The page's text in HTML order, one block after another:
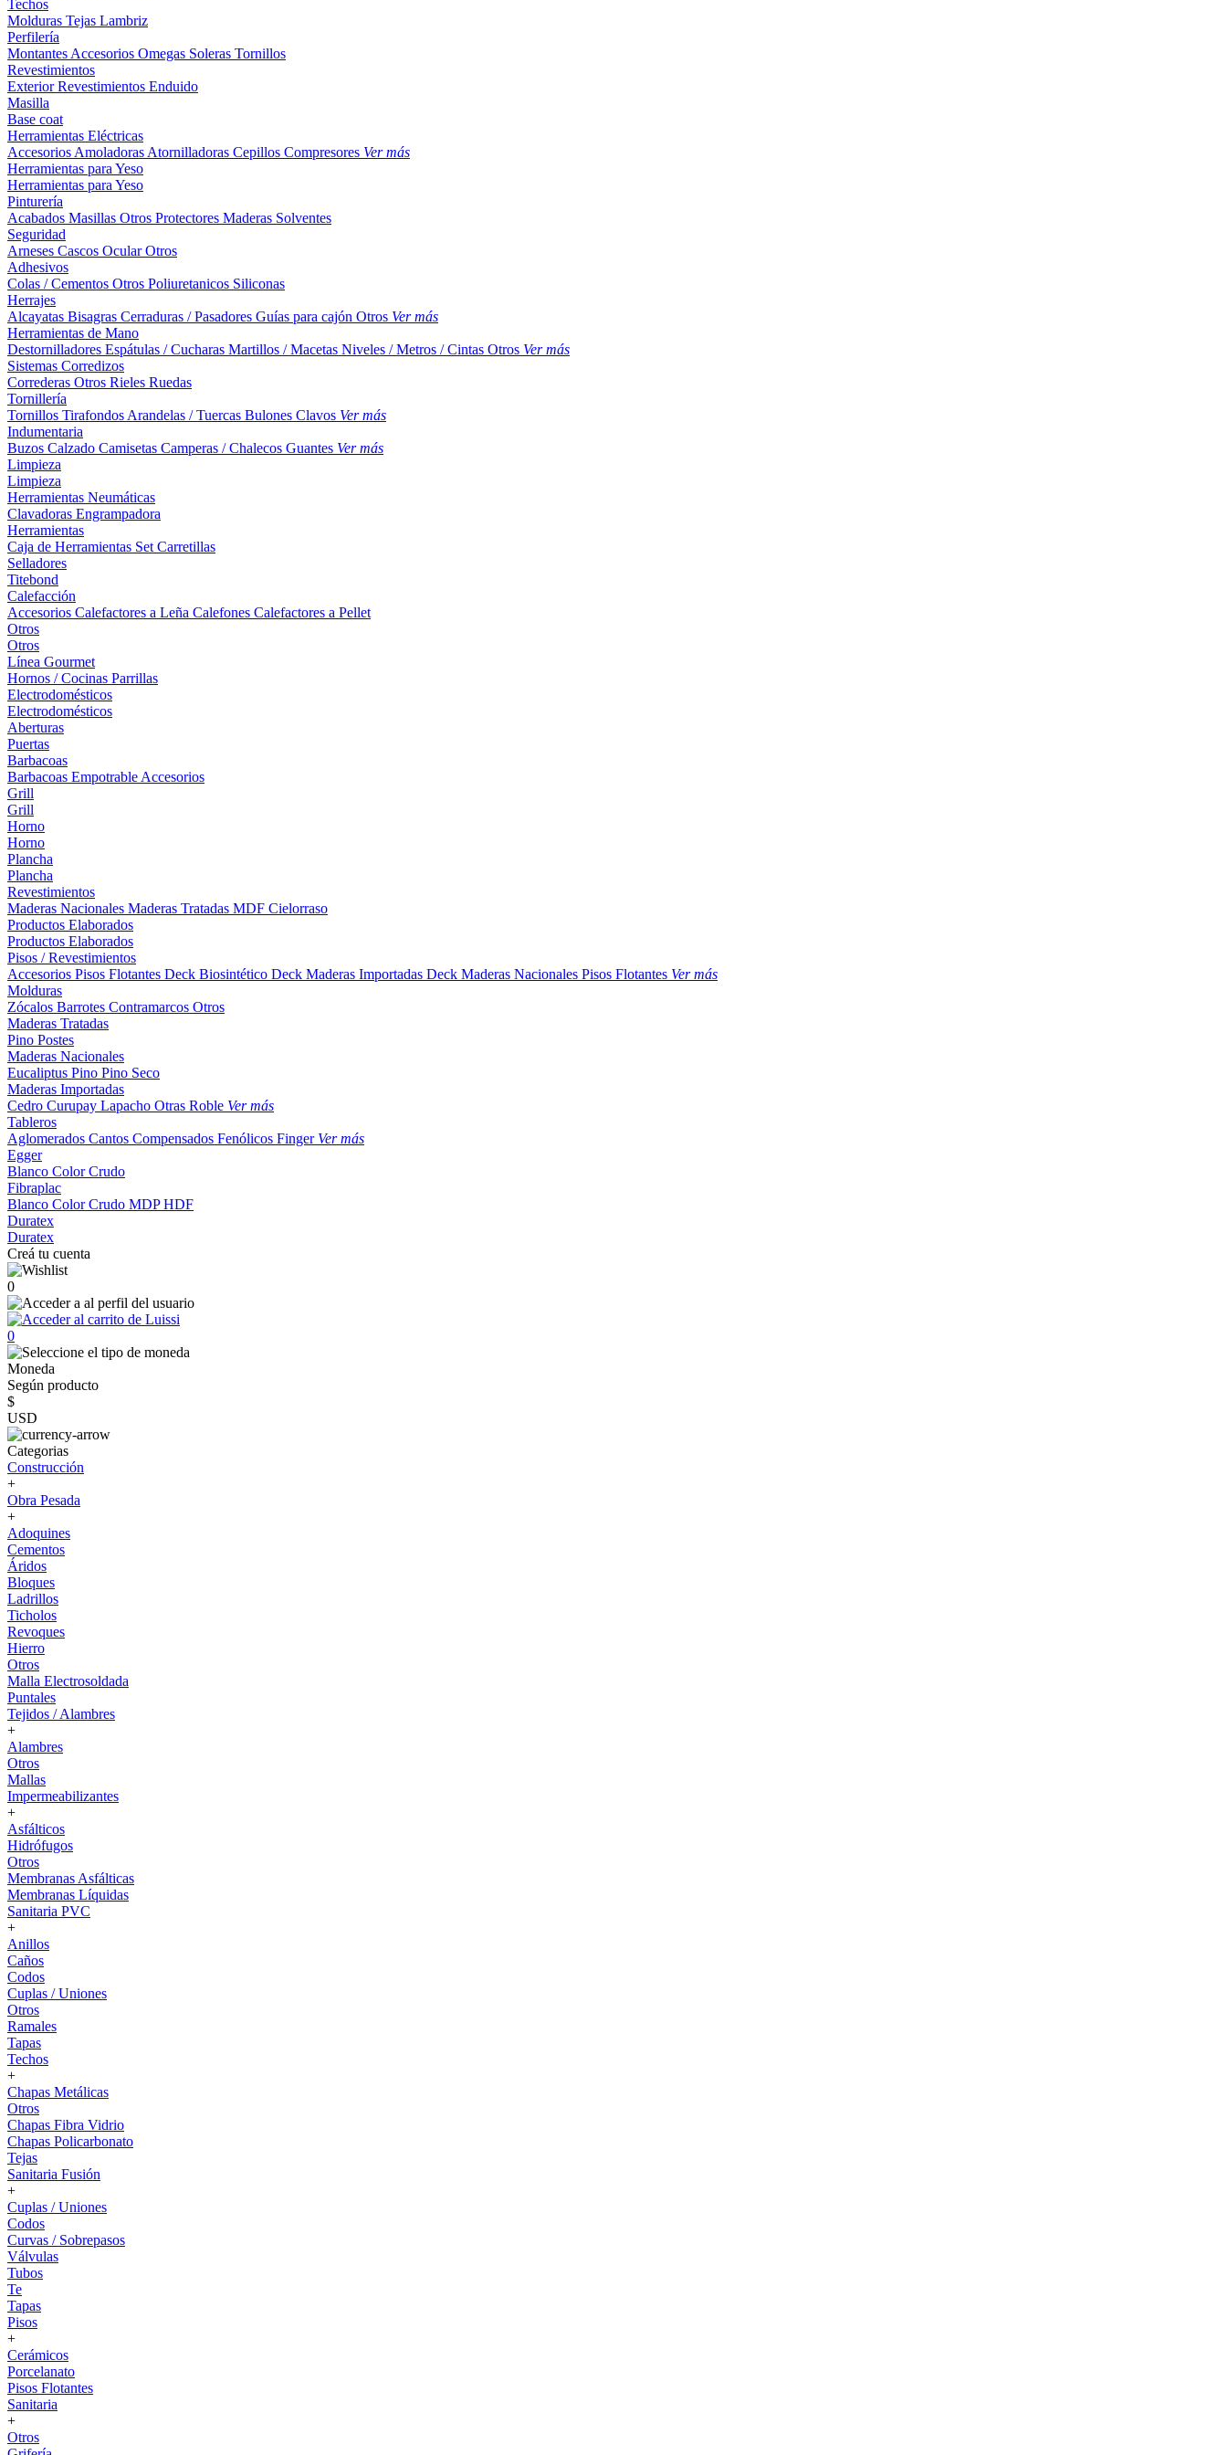
Techos
Molduras Tejas Lambriz
Perfilería
Montantes Accesorios Omegas Soleras Tornillos
Revestimientos
ExteriorRevestimientos Enduido
Masilla
Base coat
Herramientas Eléctricas
Accesorios Amoladoras Atornilladoras Cepillos Compresores Ver más
Herramientas para Yeso
Herramientas para Yeso
Pinturería
Acabados Masillas Otros Protectores Maderas Solventes
Seguridad
Arneses Cascos OcularOtros
Adhesivos
Colas / Cementos Otros Poliuretanicos Siliconas
Herrajes
Alcayatas Bisagras Cerraduras / Pasadores Guías para cajón Otros Ver más
Herramientas de Mano
Destornilladores Espátulas / Cucharas Martillos / Macetas Niveles / Metros / Cintas Otros Ver más
Sistemas Corredizos
Correderas Otros Rieles Ruedas
Tornillería
Tornillos Tirafondos Arandelas / Tuercas Bulones Clavos Ver más
Indumentaria
Buzos Calzado Camisetas Camperas / Chalecos Guantes Ver más
Limpieza
Limpieza
Herramientas Neumáticas
Clavadoras Engrampadora
Herramientas
Caja de Herramientas Set Carretillas
Selladores
Titebond
Calefacción
Accesorios Calefactores a Leña Calefones Calefactores a Pellet
Otros
Otros
Línea Gourmet
Hornos / Cocinas Parrillas
Electrodomésticos
Electrodomésticos
Aberturas
Puertas
Barbacoas
Barbacoas Empotrable Accesorios
Grill
Grill
Horno
Horno
Plancha
Plancha
Revestimientos
Maderas Nacionales Maderas Tratadas MDF Cielorraso
Productos Elaborados
Productos Elaborados
Pisos / Revestimientos
Accesorios Pisos Flotantes Deck Biosintético Deck Maderas Importadas Deck Maderas Nacionales Pisos Flotantes Ver más
Molduras
Zócalos Barrotes Contramarcos Otros
Maderas Tratadas
Pino Postes
Maderas Nacionales
Eucaliptus Pino Pino Seco
Maderas Importadas
Cedro Curupay Lapacho Otras Roble Ver más
Tableros
Aglomerados Cantos Compensados Fenólicos Finger Ver más
Egger
Blanco ColorCrudo
Fibraplac
Blanco ColorCrudo MDPHDF
Duratex
Duratex
Creá tu cuenta
0
0
Moneda
Según producto
$
USD
Categorias
Construcción
+
Obra Pesada
+
Adoquines
Cementos
Áridos
Bloques
Ladrillos
Ticholos
Revoques
Hierro
Otros
Malla Electrosoldada
Puntales
Tejidos / Alambres
+
Alambres
Otros
Mallas
Impermeabilizantes
+
Asfálticos
Hidrófugos
Otros
Membranas Asfálticas
Membranas Líquidas
Sanitaria PVC
+
Anillos
Caños
Codos
Cuplas / Uniones
Otros
Ramales
Tapas
Techos
+
Chapas Metálicas
Otros
Chapas Fibra Vidrio
Chapas Policarbonato
Tejas
Sanitaria Fusión
+
Cuplas / Uniones
Codos
Curvas / Sobrepasos
Válvulas
Tubos
Te
Tapas
Pisos
+
Cerámicos
Porcelanato
Pisos Flotantes
Sanitaria
+
Otros